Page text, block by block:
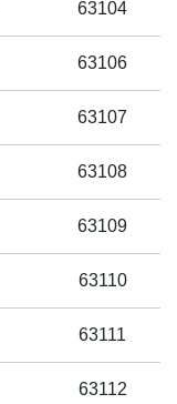
63104
63106
63107
63108
63109
63110
63111
63112